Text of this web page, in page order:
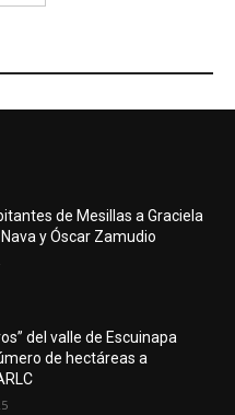
de Mesillas a Graciela
y Óscar Zamudio
del valle de Escuinapa
de hectáreas a